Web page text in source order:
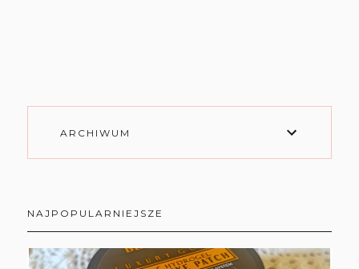
ARCHIWUM
NAJPOPULARNIEJSZE